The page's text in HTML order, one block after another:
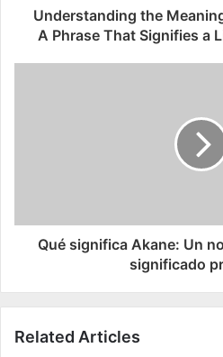
Understanding the
A Phrase That Signifies a
Qué significa Akane: Un
significado
Related Articles